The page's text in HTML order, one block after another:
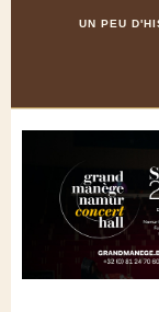
UN PEU